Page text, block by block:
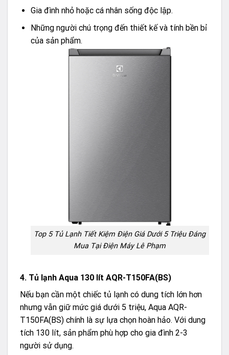
Gia đình nhỏ hoặc cá nhân sống độc lập.
Những người chú trọng đến thiết kế và tính bền bỉ
của sản phẩm.
Top 5 Tủ Lạnh Tiết Kiệm Điện Giá Dưới 5 Triệu Đáng
Mua Tại Điện Máy Lê Phạm
4. Tủ lạnh Aqua 130 lít AQR-T150FA(BS)
Nếu bạn cần một chiếc tủ lạnh có dung tích lớn hơn
nhưng vẫn giữ mức giá dưới 5 triệu, Aqua AQR-
T150FA(BS) chính là sự lựa chọn hoàn hảo. Với dung
tích 130 lít, sản phẩm phù hợp cho gia đình 2-3
người sử dụng.